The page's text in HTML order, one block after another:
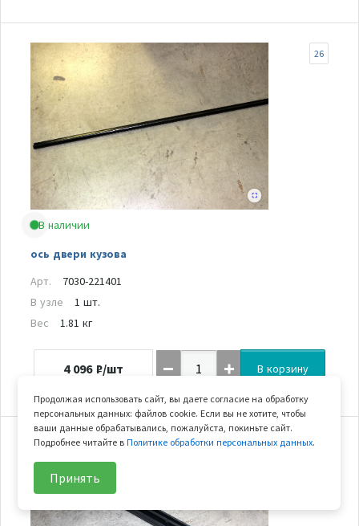
В наличии
ось двери кузова
26
Арт.
7030-221401
В узле
1 шт.
Вес
1.81 кг
4 096 ₽/шт В корзину
27
Продолжая использовать сайт, вы даете согласие на обработку
персональных данных: файлов cookie. Если вы не хотите, чтобы
ваши данные обрабатывались, пожалуйста, покиньте сайт.
Подробнее читайте вПолитике обработки персональных данных.
Принять